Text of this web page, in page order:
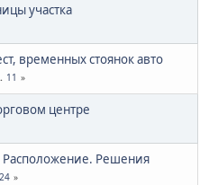
участка
временных стоянок авто
11
центре
Решения
24